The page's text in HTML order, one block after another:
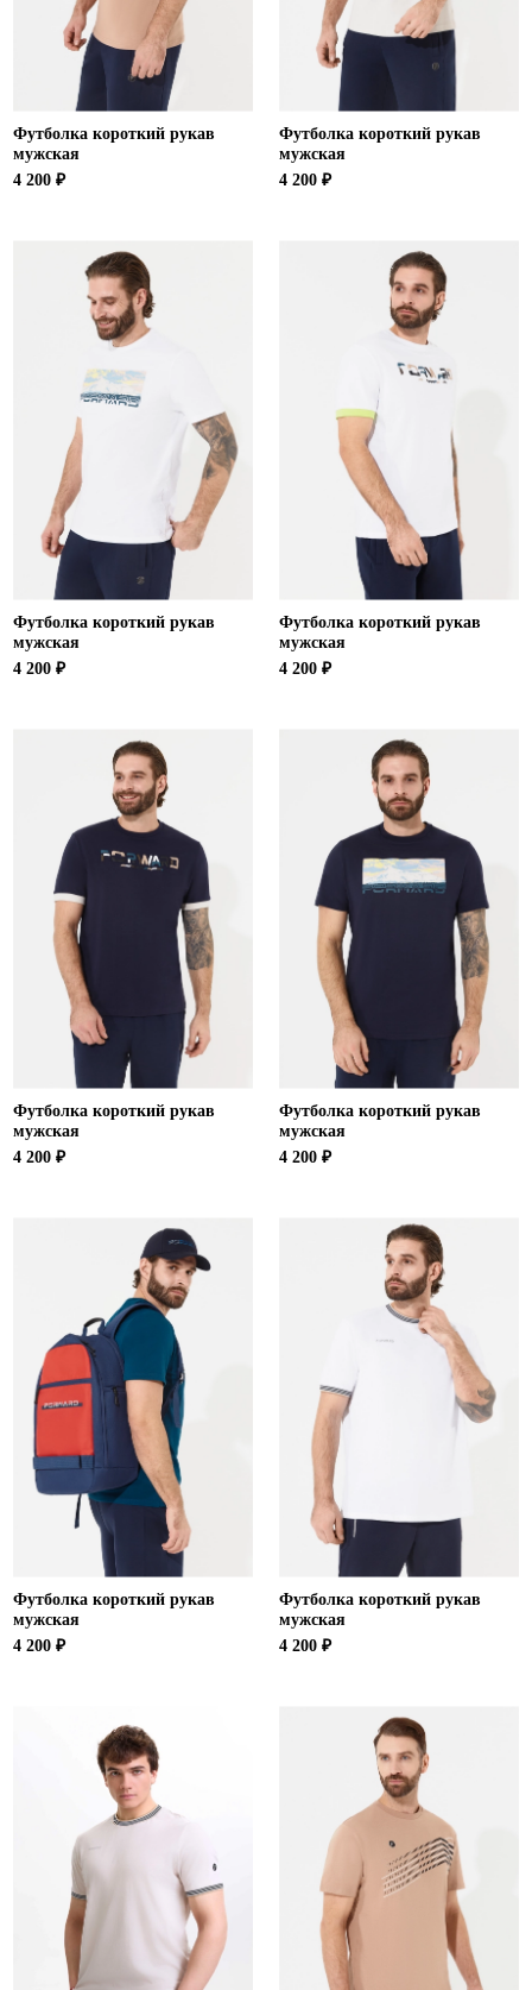
Футболка короткий рукав
мужская
4 200 ₽
Футболка короткий рукав
мужская
4 200 ₽
Футболка короткий рукав
мужская
4 200 ₽
Футболка короткий рукав
мужская
4 200 ₽
Футболка короткий рукав
мужская
4 200 ₽
Футболка короткий рукав
мужская
4 200 ₽
Футболка короткий рукав
мужская
4 200 ₽
Футболка короткий рукав
мужская
4 200 ₽